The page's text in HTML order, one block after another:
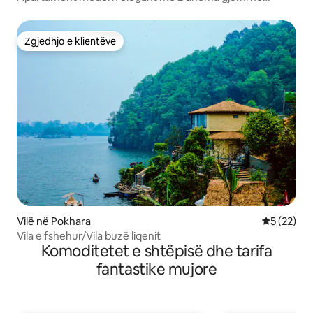
Zgjedhja e klientëve
Zgjedhja e klientëve
Vilë në Pokhara Vlerësimi
5 (22)
Vila e fshehur/Vila buzë liqenit
Komoditetet e shtëpisë dhe tarifa
fantastike mujore